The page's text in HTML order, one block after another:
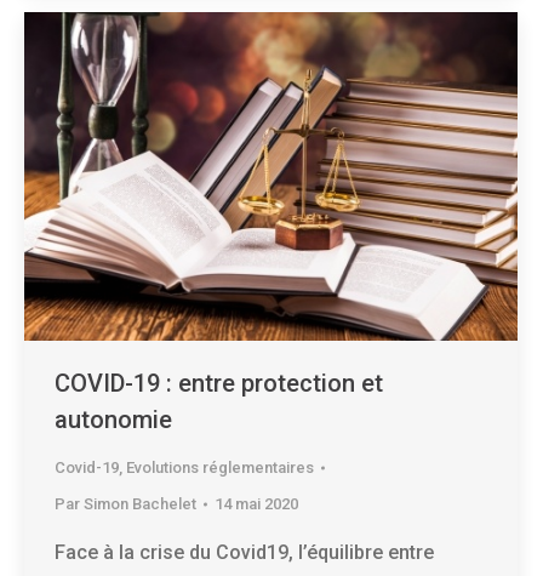
COVID-19 : entre protection et
autonomie
Covid-19, Evolutions réglementaires
Par Simon Bachelet 14 mai 2020
Face à la crise du Covid19, l’équilibre entre